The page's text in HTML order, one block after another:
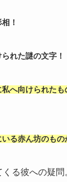
！
れた謎の文字！
私へ向けられたも
る赤ん坊のもの
る彼への疑問